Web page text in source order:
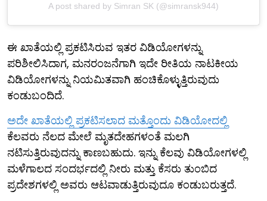
A post shared by Simran SK (@simransk944)
ಈ ಖಾತೆಯಲ್ಲಿ ಪ್ರಕಟಿಸಿರುವ ಇತರ ವಿಡಿಯೋಗಳನ್ನು
ಪರಿಶೀಲಿಸಿದಾಗ, ಮನರಂಜನೆಗಾಗಿ ಇದೇ ರೀತಿಯ ನಾಟಕೀಯ
ವಿಡಿಯೋಗಳನ್ನು ನಿಯಮಿತವಾಗಿ ಹಂಚಿಕೊಳ್ಳುತ್ತಿರುವುದು
ಕಂಡುಬಂದಿದೆ.
ಅದೇ ಖಾತೆಯಲ್ಲಿ ಪ್ರಕಟಿಸಲಾದ ಮತ್ತೊಂದು ವಿಡಿಯೋದಲ್ಲಿ
ಕೆಲವರು ನೆಲದ ಮೇಲೆ ಮೃತದೇಹಗಳಂತೆ ಮಲಗಿ
ನಟಿಸುತ್ತಿರುವುದನ್ನು ಕಾಣಬಹುದು. ಇನ್ನು ಕೆಲವು ವಿಡಿಯೋಗಳಲ್ಲಿ
ಮಳೆಗಾಲದ ಸಂದರ್ಭದಲ್ಲಿ ನೀರು ಮತ್ತು ಕೆಸರು ತುಂಬಿದ
ಪ್ರದೇಶಗಳಲ್ಲಿ ಅವರು ಆಟವಾಡುತ್ತಿರುವುದೂ ಕಂಡುಬರುತ್ತದೆ.